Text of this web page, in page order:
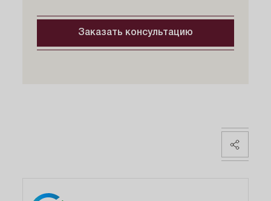
Заказать консультацию